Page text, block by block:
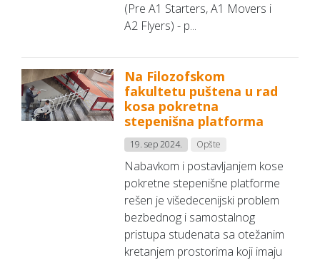
(Pre A1 Starters, A1 Movers i
A2 Flyers) - p...
Na Filozofskom
fakultetu puštena u rad
kosa pokretna
stepenišna platforma
19. sep 2024. Opšte
Nabavkom i postavljanjem kose
pokretne stepenišne platforme
rešen je višedecenijski problem
bezbednog i samostalnog
pristupa studenata sa otežanim
kretanjem prostorima koji imaju